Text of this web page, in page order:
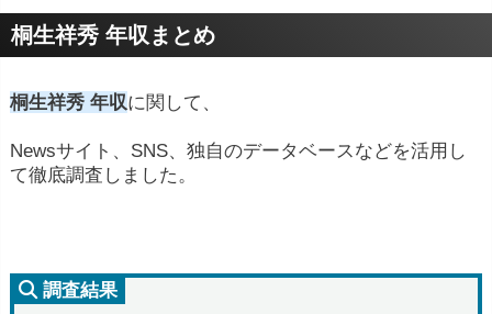
桐生祥秀 年収まとめ
桐生祥秀 年収に関して、
Newsサイト、SNS、独自のデータベースなどを活用し
て徹底調査しました。
調査結果